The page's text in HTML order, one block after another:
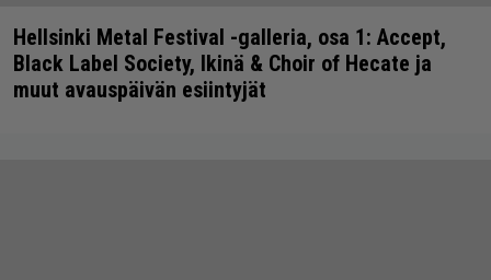
Hellsinki Metal Festival -galleria, osa 1: Accept,
Black Label Society, Ikinä & Choir of Hecate ja
muut avauspäivän esiintyjät